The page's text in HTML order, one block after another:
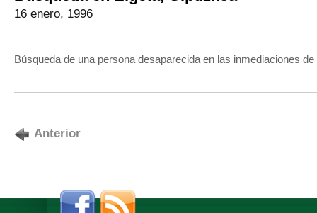
16 enero, 1996
Búsqueda de una persona desaparecida en las inmediaciones
Anterior